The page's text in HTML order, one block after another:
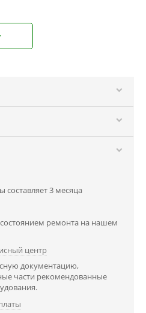
составляет 3 месяца
ремонта на нашем
центр
документацию,
части рекомендованные